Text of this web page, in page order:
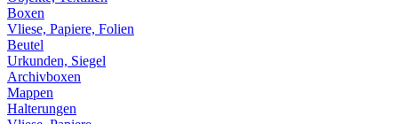
Boxen
Vliese, Papiere, Folien
Beutel
Urkunden, Siegel
Archivboxen
Mappen
Halterungen